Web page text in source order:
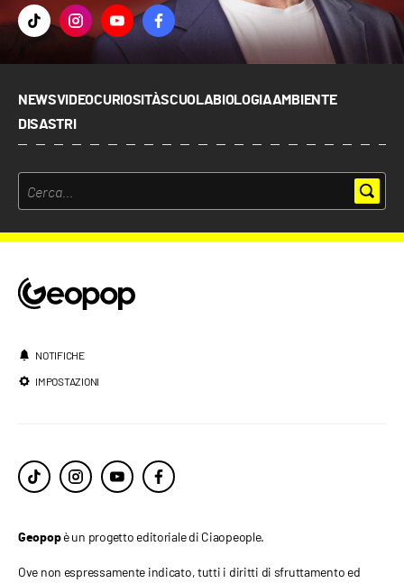
NEWSVIDEOCURIOSITÀSCUOLABIOLOGIAAMBIENTE
DISASTRI
NOTIFICHE
IMPOSTAZIONI
Geopopè un progetto editoriale di Ciaopeople.
Ove non espressamente indicato, tutti i diritti di sfruttamento ed